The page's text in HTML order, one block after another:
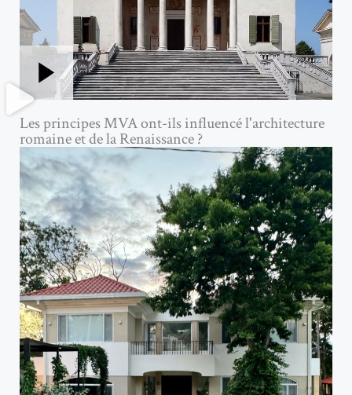
Les principes MVA ont-ils influencé l'architecture
romaine et de la Renaissance ?